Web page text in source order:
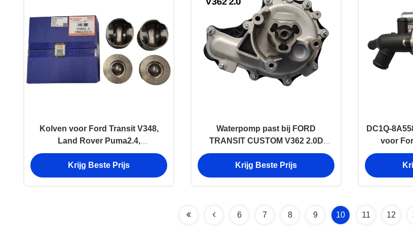
Kolven voor Ford Transit V348,
Land Rover Puma2.4,
Dieselmotoronderdelen
Krijg Beste Prijs
Waterpomp past bij FORD
TRANSIT CUSTOM V362 2.0D
Koelmiddel PK29-8K500-AA
Krijg Beste Prijs
DC1Q-
voor
6 7 8 9 10 11 12